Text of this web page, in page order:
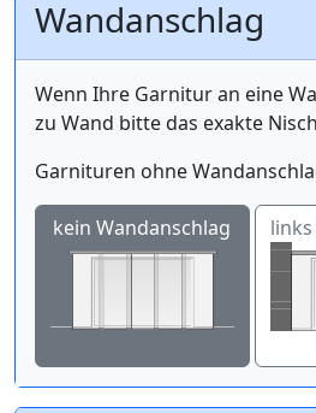
Wandanschlag
Wenn Ihre Garnitur an eine
zu Wand bitte das exakte
Garnituren ohne
kein Wandanschlag